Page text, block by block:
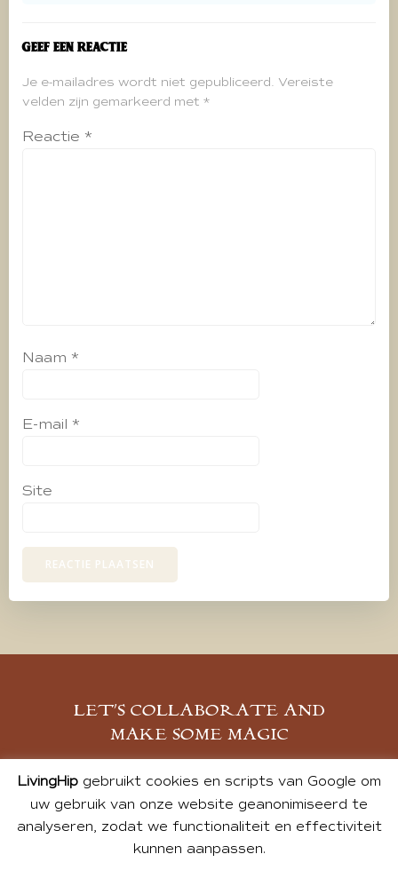
Geef een reactie
Je e-mailadres wordt niet gepubliceerd. Vereiste
velden zijn gemarkeerd met *
Reactie *
Naam *
E-mail *
Site
LET’S COLLABORATE AND
MAKE SOME MAGIC
MELD JE AAN
LivingHipgebruikt cookies en scripts van Google om
uw gebruik van onze website geanonimiseerd te
analyseren, zodat we functionaliteit en effectiviteit
kunnen aanpassen.